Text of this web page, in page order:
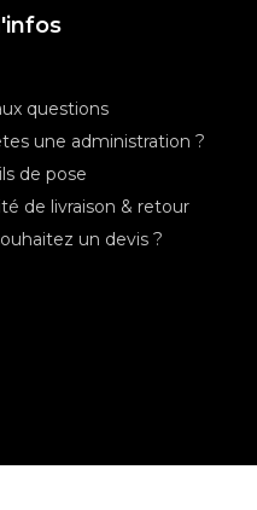
questions
une administration ?
de pose
de livraison & retour
un devis ?